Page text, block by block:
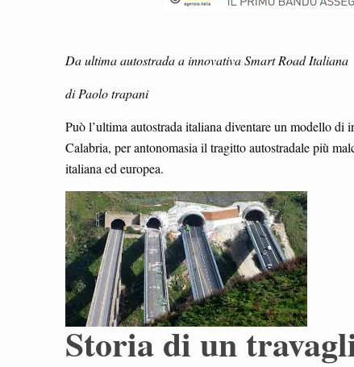
Da ultima autostrada a innovativa Smart Road Italiana
di Paolo trapani
Può l’ultima autostrada italiana diventare un modello di
Calabria, per antonomasia il tragitto autostradale più
italiana ed europea.
Storia di un